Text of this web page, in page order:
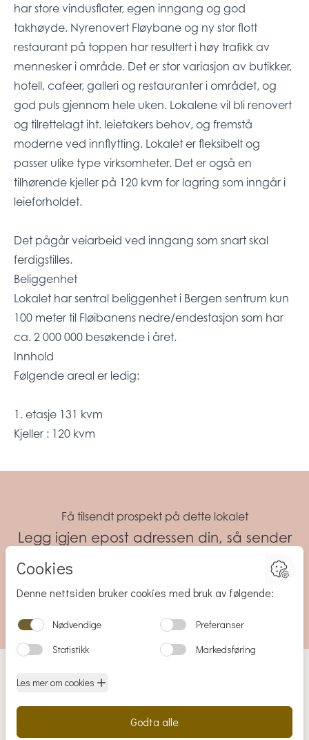
har store vindusflater, egen inngang og god
takhøyde. Nyrenovert Fløybane og ny stor flott
restaurant på toppen har resultert i høy trafikk av
mennesker i område. Det er stor variasjon av butikker,
hotell, cafeer, galleri og restauranter i området, og
god puls gjennom hele uken. Lokalene vil bli renovert
og tilrettelagt iht. leietakers behov, og fremstå
moderne ved innflytting. Lokalet er fleksibelt og
passer ulike type virksomheter. Det er også en
tilhørende kjeller på 120 kvm for lagring som inngår i
leieforholdet.
Det pågår veiarbeid ved inngang som snart skal
ferdigstilles.
Beliggenhet
Lokalet har sentral beliggenhet i Bergen sentrum kun
100 meter til Fløibanens nedre/endestasjon som har
ca. 2 000 000 besøkende i året.
Innhold
Følgende areal er ledig:
1. etasje 131 kvm
Kjeller : 120 kvm
Få tilsendt prospekt på dette lokalet
Legg igjen epost adressen din, så sender